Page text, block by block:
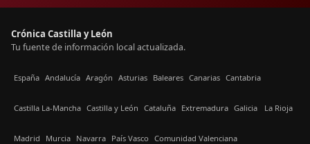
Crónica Castilla y León
Tu fuente de información local actualizada.
España Andalucía Aragón Asturias Baleares Canarias Cantabria
Castilla La-Mancha Castilla y León Cataluña Extremadura Galicia La Rioja
Madrid Murcia Navarra País Vasco Comunidad Valenciana